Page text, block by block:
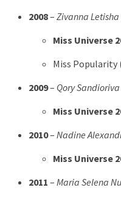
2008– Zivanna
Miss Universe
Miss
2009– Qory Sandioriva
Miss Universe
2010– Nadine
Miss Universe
2011 – Maria Selena